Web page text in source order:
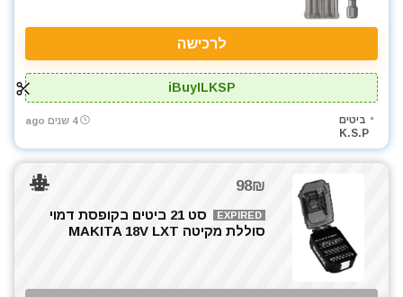
לרכישה
iBuyILKSP
ביטים
K.S.P
4 שנים ago
98₪
EXPIRED
סט 21 ביטים בקופסת דמוי
סוללת מקיטה MAKITA 18V LXT